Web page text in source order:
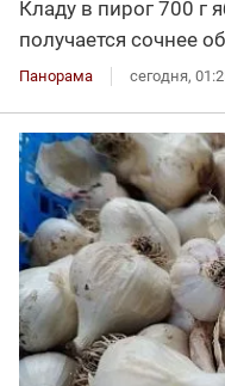
Кладу в пирог 700 г
получается сочнее
Панорама сегодня,